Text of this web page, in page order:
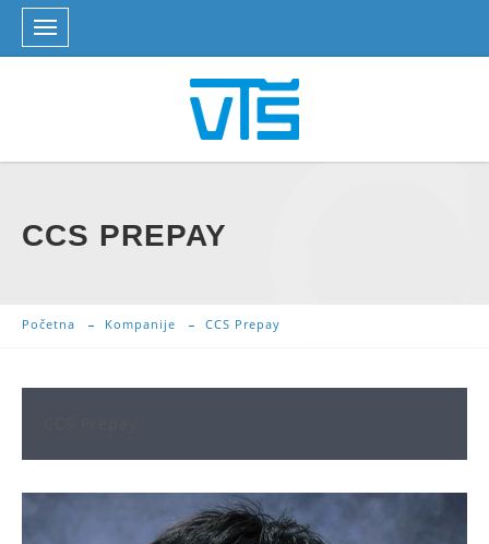
CCS PREPAY
Početna Kompanije CCS Prepay